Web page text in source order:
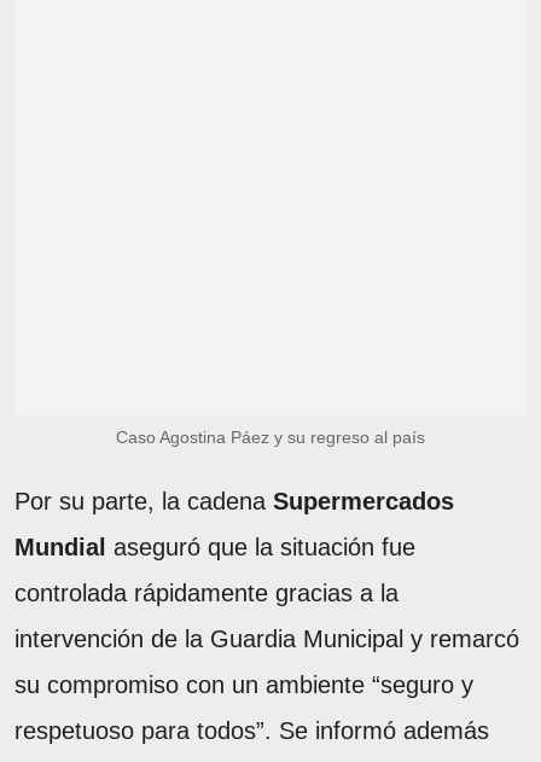
Caso Agostina Páez y su regreso al país
Por su parte, la cadena Supermercados
Mundial aseguró que la situación fue
controlada rápidamente gracias a la
intervención de la Guardia Municipal y remarcó
su compromiso con un ambiente “seguro y
respetuoso para todos”. Se informó además